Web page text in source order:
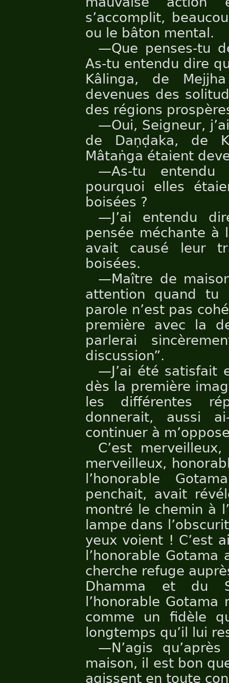
s’accomplit,
ou le bâton mental.
—Que penses-tu
As-tu entendu dire
Kâlinga, de
devenues des
des régions
—Oui, Seigneur,
de Daṇḍaka, de
Mâtaṅga étaient
—As-tu
pourquoi elles
boisées ?
—J’ai entendu
pensée méchante à
avait causé leur
boisées.
—Maître de
attention quand tu
parole n’est pas
première avec la
parlerai
discussion”.
—J’ai été satisfait
dès la première
les différentes
donnerait, aussi
continuer à
C’est
merveilleux,
l’honorable
penchait, avait
montré le chemin à
lampe dans
yeux voient ! C’est
l’honorable Gotama
cherche refuge
Dhamma et du
l’honorable
comme un fidèle
longtemps qu’il lui
—N’agis
maison, il est bon
agissent en toute